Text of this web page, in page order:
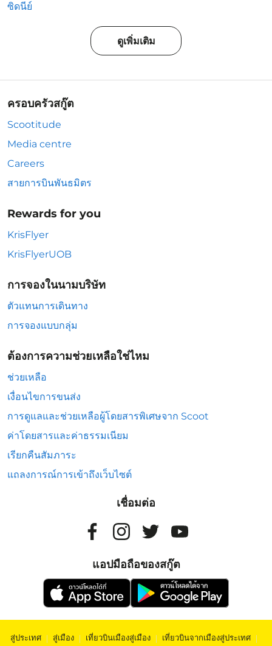
ซิดนีย์
ดูเพิ่มเติม
ครอบครัวสกู๊ต
Scootitude
Media centre
Careers
สายการบินพันธมิตร
Rewards for you
KrisFlyer
KrisFlyerUOB
การจองในนามบริษัท
ตัวแทนการเดินทาง
การจองแบบกลุ่ม
ต้องการความช่วยเหลือใช่ไหม
ช่วยเหลือ
เงื่อนไขการขนส่ง
การดูแลและช่วยเหลือผู้โดยสารพิเศษจาก Scoot
ค่าโดยสารและค่าธรรมเนียม
เรียกคืนสัมภาระ
แถลงการณ์การเข้าถึงเว็บไซต์
เชื่อมต่อ
แอปมือถือของสกู๊ต
สู่ประเทศ | สู่เมือง | เที่ยวบินเมืองสู่เมือง | เที่ยวบินจากเมืองสู่ประเทศ |